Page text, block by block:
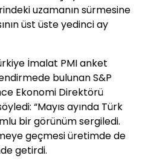
uzamanın sürmesine
üst üste yedinci ay
İmalat PMI anket
bulunan S&P
Ekonomi Direktörü
“Mayıs ayında Türk
bir görünüm sergiledi.
geçmesi üretimde de
getirdi.